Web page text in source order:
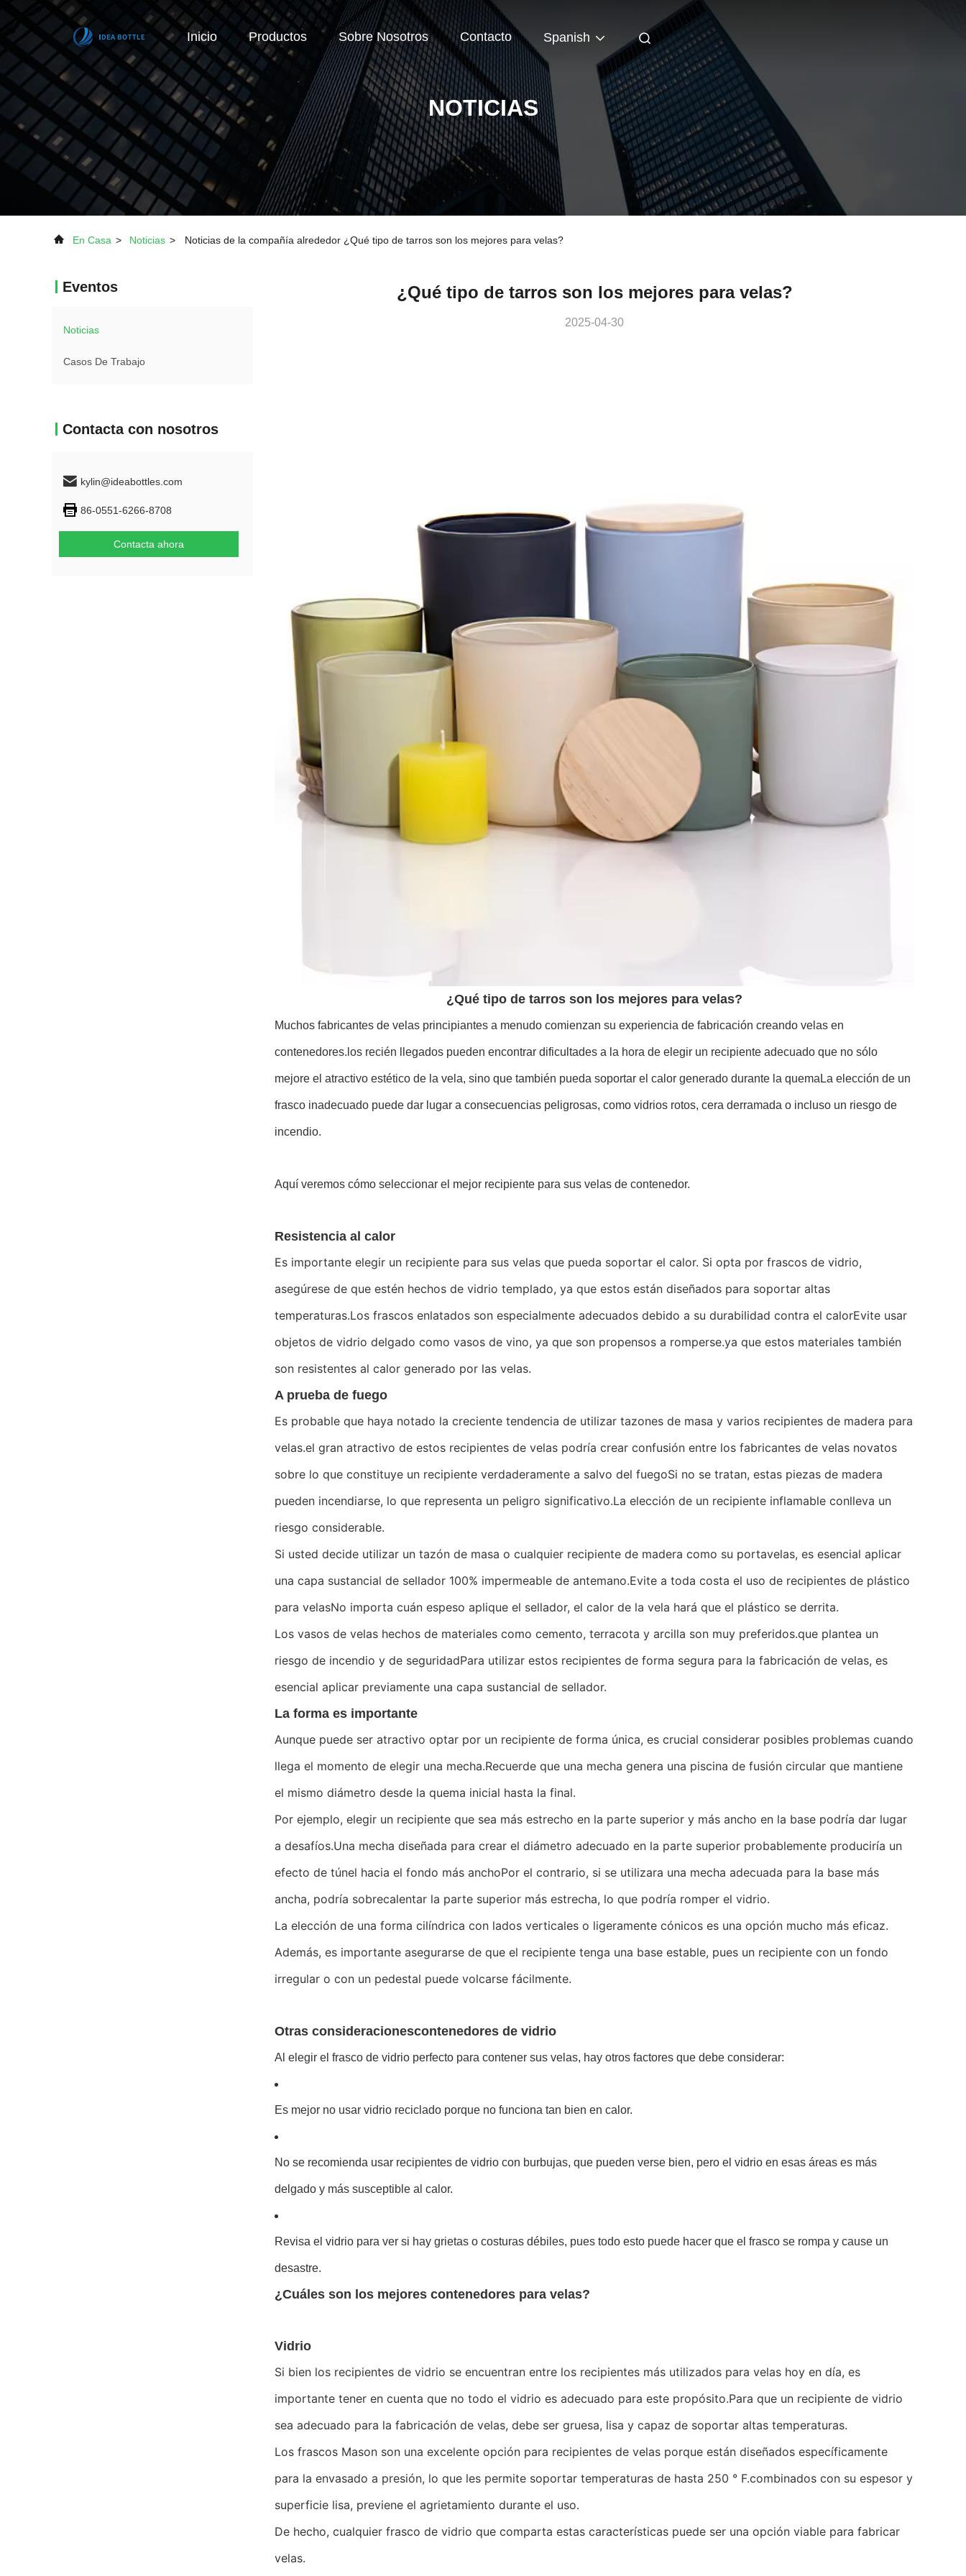
Inicio Productos Sobre Nosotros Contacto Spanish
NOTICIAS
En Casa > Noticias > Noticias de la compañía alrededor ¿Qué tipo de tarros son los mejores para velas?
Eventos
Noticias
Casos De Trabajo
Contacta con nosotros
kylin@ideabottles.com
86-0551-6266-8708
Contacta ahora
¿Qué tipo de tarros son los mejores para velas?
2025-04-30
¿Qué tipo de tarros son los mejores para velas?
Muchos fabricantes de velas principiantes a menudo comienzan su experiencia de fabricación creando velas en
contenedores.los recién llegados pueden encontrar dificultades a la hora de elegir un recipiente adecuado que no sólo
mejore el atractivo estético de la vela, sino que también pueda soportar el calor generado durante la quemaLa elección de un
frasco inadecuado puede dar lugar a consecuencias peligrosas, como vidrios rotos, cera derramada o incluso un riesgo de
incendio.
Aquí veremos cómo seleccionar el mejor recipiente para sus velas de contenedor.
Resistencia al calor
Es importante elegir un recipiente para sus velas que pueda soportar el calor. Si opta por frascos de vidrio,
asegúrese de que estén hechos de vidrio templado, ya que estos están diseñados para soportar altas
temperaturas.Los frascos enlatados son especialmente adecuados debido a su durabilidad contra el calorEvite usar
objetos de vidrio delgado como vasos de vino, ya que son propensos a romperse.ya que estos materiales también
son resistentes al calor generado por las velas.
A prueba de fuego
Es probable que haya notado la creciente tendencia de utilizar tazones de masa y varios recipientes de madera para
velas.el gran atractivo de estos recipientes de velas podría crear confusión entre los fabricantes de velas novatos
sobre lo que constituye un recipiente verdaderamente a salvo del fuegoSi no se tratan, estas piezas de madera
pueden incendiarse, lo que representa un peligro significativo.La elección de un recipiente inflamable conlleva un
riesgo considerable.
Si usted decide utilizar un tazón de masa o cualquier recipiente de madera como su portavelas, es esencial aplicar
una capa sustancial de sellador 100% impermeable de antemano.Evite a toda costa el uso de recipientes de plástico
para velasNo importa cuán espeso aplique el sellador, el calor de la vela hará que el plástico se derrita.
Los vasos de velas hechos de materiales como cemento, terracota y arcilla son muy preferidos.que plantea un
riesgo de incendio y de seguridadPara utilizar estos recipientes de forma segura para la fabricación de velas, es
esencial aplicar previamente una capa sustancial de sellador.
La forma es importante
Aunque puede ser atractivo optar por un recipiente de forma única, es crucial considerar posibles problemas cuando
llega el momento de elegir una mecha.Recuerde que una mecha genera una piscina de fusión circular que mantiene
el mismo diámetro desde la quema inicial hasta la final.
Por ejemplo, elegir un recipiente que sea más estrecho en la parte superior y más ancho en la base podría dar lugar
a desafíos.Una mecha diseñada para crear el diámetro adecuado en la parte superior probablemente produciría un
efecto de túnel hacia el fondo más anchoPor el contrario, si se utilizara una mecha adecuada para la base más
ancha, podría sobrecalentar la parte superior más estrecha, lo que podría romper el vidrio.
La elección de una forma cilíndrica con lados verticales o ligeramente cónicos es una opción mucho más eficaz.
Además, es importante asegurarse de que el recipiente tenga una base estable, pues un recipiente con un fondo
irregular o con un pedestal puede volcarse fácilmente.
Otras consideracionescontenedores de vidrio
Al elegir el frasco de vidrio perfecto para contener sus velas, hay otros factores que debe considerar:
Es mejor no usar vidrio reciclado porque no funciona tan bien en calor.
No se recomienda usar recipientes de vidrio con burbujas, que pueden verse bien, pero el vidrio en esas áreas es más
delgado y más susceptible al calor.
Revisa el vidrio para ver si hay grietas o costuras débiles, pues todo esto puede hacer que el frasco se rompa y cause un
desastre.
¿Cuáles son los mejores contenedores para velas?
Vidrio
Si bien los recipientes de vidrio se encuentran entre los recipientes más utilizados para velas hoy en día, es
importante tener en cuenta que no todo el vidrio es adecuado para este propósito.Para que un recipiente de vidrio
sea adecuado para la fabricación de velas, debe ser gruesa, lisa y capaz de soportar altas temperaturas.
Los frascos Mason son una excelente opción para recipientes de velas porque están diseñados específicamente
para la envasado a presión, lo que les permite soportar temperaturas de hasta 250 ° F.combinados con su espesor y
superficie lisa, previene el agrietamiento durante el uso.
De hecho, cualquier frasco de vidrio que comparta estas características puede ser una opción viable para fabricar
velas.